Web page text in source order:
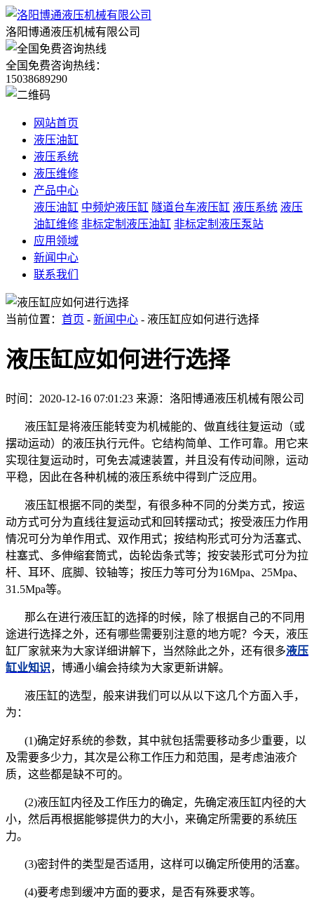
洛阳博通液压机械有限公司
全国免费咨询热线：
15038689290
网站首页
液压油缸
液压系统
液压维修
产品中心
液压油缸 中频炉液压缸 隧道台车液压缸 液压系统 液压
油缸维修 非标定制液压油缸 非标定制液压泵站
应用领域
新闻中心
联系我们
当前位置： 首页 - 新闻中心 - 液压缸应如何进行选择
液压缸应如何进行选择
时间：2020-12-16 07:01:23 来源：洛阳博通液压机械有限公司
液压缸是将液压能转变为机械能的、做直线往复运动（或
摆动运动）的液压执行元件。它结构简单、工作可靠。用它来
实现往复运动时，可免去减速装置，并且没有传动间隙，运动
平稳，因此在各种机械的液压系统中得到广泛应用。
液压缸根据不同的类型，有很多种不同的分类方式，按运
动方式可分为直线往复运动式和回转摆动式；按受液压力作用
情况可分为单作用式、双作用式；按结构形式可分为活塞式、
柱塞式、多伸缩套筒式，齿轮齿条式等；按安装形式可分为拉
杆、耳环、底脚、铰轴等；按压力等可分为16Mpa、 25Mpa、
31.5Mpa等。
那么在进行液压缸的选择的时候，除了根据自己的不同用
途进行选择之外，还有哪些需要别注意的地方呢？今天， 液压
缸厂家就来为大家详细讲解下，当然除此之外，还有很多液压
缸业知识，博通小编会持续为大家更新讲解。
液压缸的选型，般来讲我们可以从以下这几个方面入手，
为：
(1)确定好系统的参数，其中就包括需要移动多少重要，以
及需要多少力，其次是公称工作压力和范围，是考虑油液介
质，这些都是缺不可的。
(2)液压缸内径及工作压力的确定，先确定液压缸内径的大
小，然后再根据能够提供力的大小，来确定所需要的系统压
力。
(3)密封件的类型是否适用，这样可以确定所使用的活塞。
(4)要考虑到缓冲方面的要求，是否有殊要求等。